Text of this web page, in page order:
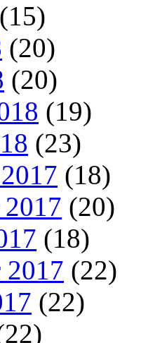
(15)
(20)
(20)
(19)
(23)
(18)
(20)
(18)
2017 (22)
(22)